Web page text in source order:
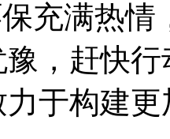
充满热情
，赶快
于构建